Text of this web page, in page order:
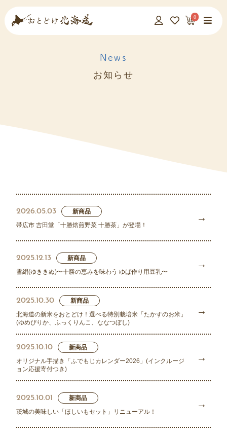
0
News
お知らせ
2026.05.03
新商品
帯広市 吉田堂「十勝焙煎野菜 十勝茶」が登場！
2025.12.13
新商品
雪絹(ゆききぬ)〜十勝の恵みを味わう ゆば作り用豆乳〜
2025.10.30
新商品
北海道の新米をおとどけ！選べる特別栽培米「たかすのお米」
(ゆめぴりか、ふっくりんこ、ななつぼし)
2025.10.10
新商品
オリジナル手描き「ふでもじカレンダー2026」(インクルージ
ョン応援寄付つき)
2025.10.01
新商品
茨城の美味しい「ほしいもセット」リニューアル！